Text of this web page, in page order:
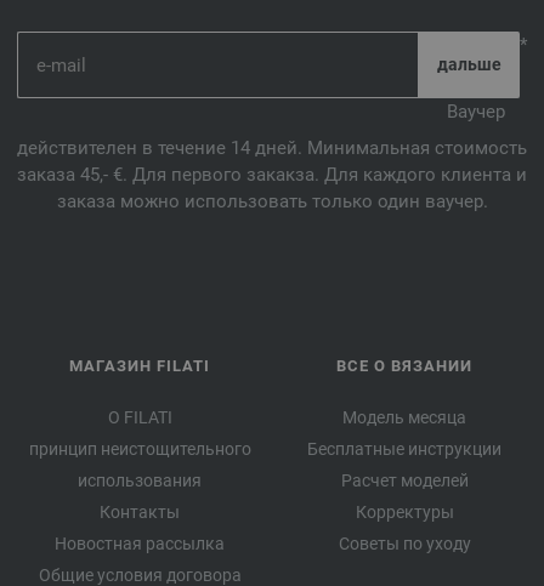
*
Ваучер
действителен в течение 14 дней. Минимальная стоимость
заказа 45,- €. Для первого закакза. Для каждого клиента и
заказа можно использовать только один ваучер.
МАГАЗИН FILATI
О FILATI
принцип неистощительного
использования
Контакты
Новостная рассылка
Общие условия договора
ВСЕ О ВЯЗАНИИ
Модель месяца
Бесплатные инструкции
Расчет моделей
Корректуры
Советы по уходу